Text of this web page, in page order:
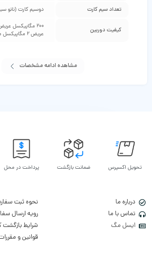
تعداد سیم کارت دوسیم کارت (نانو
کیفیت دوربین
عریض 2 مگاپیکسل ماکرو
مشاهده ادامه مشخصات
تحویل اکسپرس ضمانت بازگشت پرداخت در محل
درباره ما
تماس با ما
ایسل مگ
نحوه ثبت
رویه ارسال
شرایط بازگشت
قوانین و